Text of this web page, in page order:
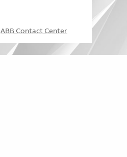
ABB Contact Center